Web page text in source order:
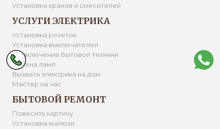
Установка кранов и смесителей
УСЛУГИ ЭЛЕКТРИКА
Установка розеток
Установка выключателей
Подключение бытовой техники
Замена ламп
Вызвать электрика на дом
Мастер на час
БЫТОВОЙ РЕМОНТ
Повесить картину
Установка жалюзи